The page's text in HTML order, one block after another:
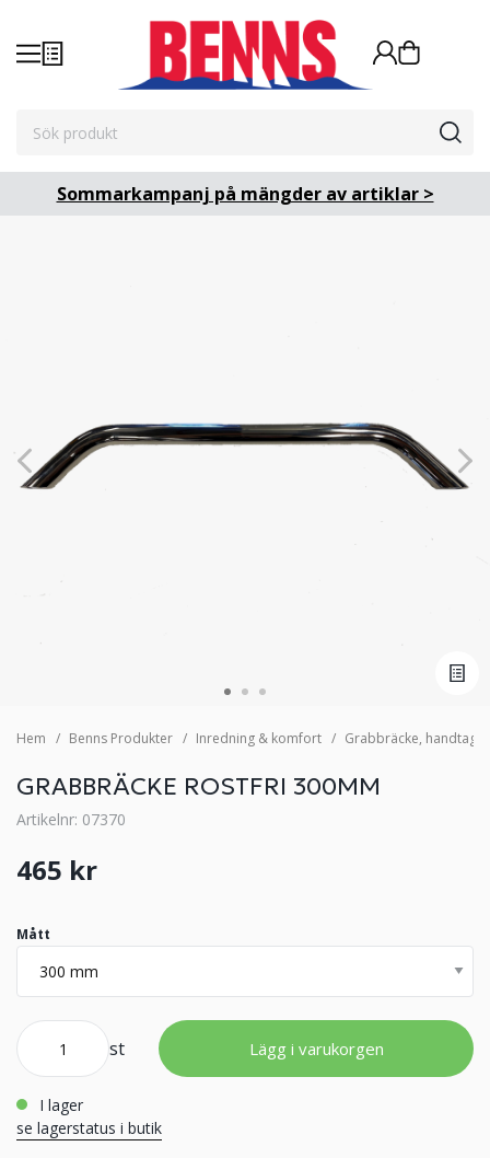
Sommarkampanj på mängder av artiklar >
Hem Benns Produkter Inredning & komfort Grabbräcke, handtag
GRABBRÄCKE ROSTFRI 300MM
Artikelnr: 07370
465 kr
Mått
st Lägg i varukorgen
i lager
se lagerstatus i butik